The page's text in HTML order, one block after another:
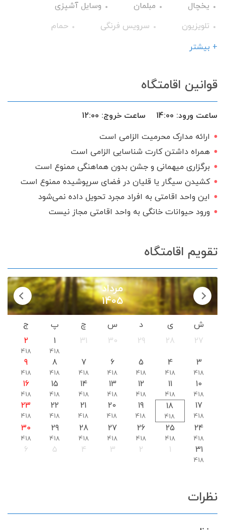
یخچال مبلمان
وسایل آشپزی
تلویزیون
سرویس فرنگی
حمام
کولر آبی
+ بیشتر
قوانین اقامتگاه
ساعت ورود: 14:00 ساعت خروج: 12:00
ارائه مدارک محرمیت الزامی است
همراه داشتن کارت شناسایی الزامی است
برگزاری میهمانی و جشن بدون هماهنگی ممنوع است
کشیدن سیگار یا قلیان در فضای سرپوشیده ممنوع است
این واحد اقامتی به افراد مجرد تحویل داده نمی‌شود
ورود حیوانات خانگی به واحد اقامتی مجاز نیست
تقویم اقامتگاه
مرداد
1405
ش ی د س چ پ
ج
27
28
29
30
31
1
418
2
418
3
418
4
418
5
418
6
418
7
418
8
418
9
418
10
418
11
418
12
418
13
418
14
418
15
418
16
418
17
418
18
418
19
418
20
418
21
418
22
418
23
418
24
418
25
418
26
418
27
418
28
418
29
418
30
418
31
418
1
2
3
4
5
6
نظرات